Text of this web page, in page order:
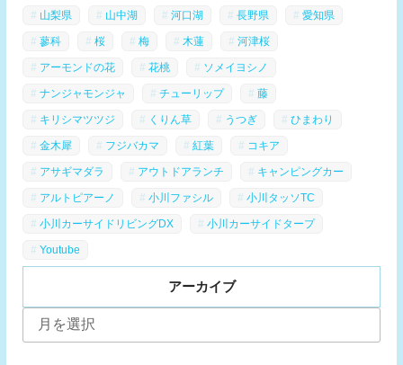
山梨県 山中湖 河口湖 長野県 愛知県
蓼科 桜 梅 木蓮 河津桜
アーモンドの花 花桃 ソメイヨシノ
ナンジャモンジャ チューリップ 藤
キリシマツツジ くりん草 うつぎ ひまわり
金木犀 フジバカマ 紅葉 コキア
アサギマダラ アウトドアランチ キャンピングカー
アルトピアーノ 小川ファシル 小川タッソTC
小川カーサイドリビングDX 小川カーサイドタープ
Youtube
アーカイブ
ー